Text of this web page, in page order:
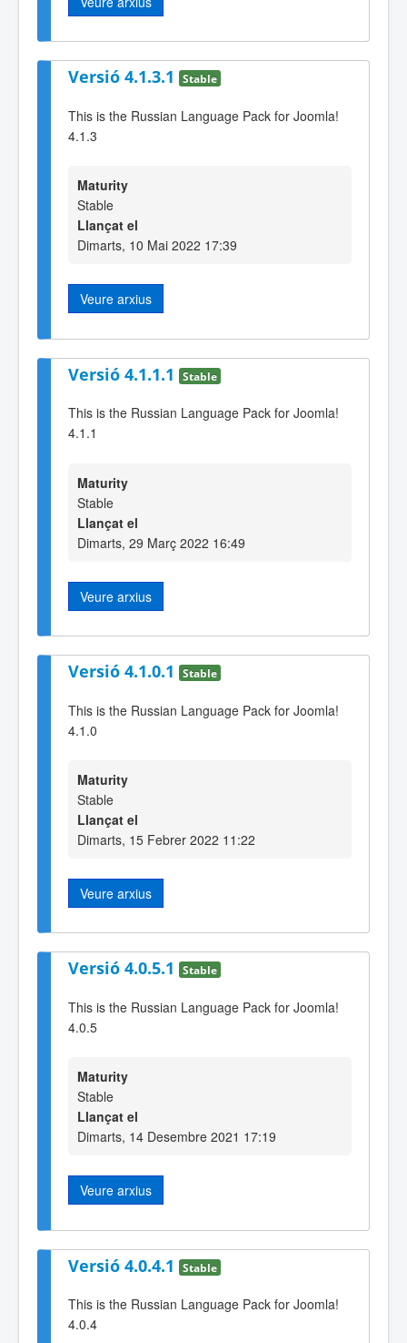
Versió 4.1.3.1 Stable
This is the Russian Language Pack for Joomla!
4.1.3
Maturity
Stable
Llançat el
Dimarts, 10 Mai 2022 17:39
Veure arxius
Versió 4.1.1.1 Stable
This is the Russian Language Pack for Joomla!
4.1.1
Maturity
Stable
Llançat el
Dimarts, 29 Març 2022 16:49
Veure arxius
Versió 4.1.0.1 Stable
This is the Russian Language Pack for Joomla!
4.1.0
Maturity
Stable
Llançat el
Dimarts, 15 Febrer 2022 11:22
Veure arxius
Versió 4.0.5.1 Stable
This is the Russian Language Pack for Joomla!
4.0.5
Maturity
Stable
Llançat el
Dimarts, 14 Desembre 2021 17:19
Veure arxius
Versió 4.0.4.1 Stable
This is the Russian Language Pack for Joomla!
4.0.4